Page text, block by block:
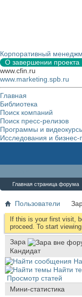
Корпоративный
О завершении проекта
www.cfin.ru
www.marketing.spb.ru
Главная
Библиотека
Поиск компаний
Поиск пресс-релизов
Программы и
Исследования и бизнес-
Главная страница форума
Пользователи
If this is your first visit,
proceed. To start
Зара
Кандидат
Найти
Просмотр статей
Мини-статистика